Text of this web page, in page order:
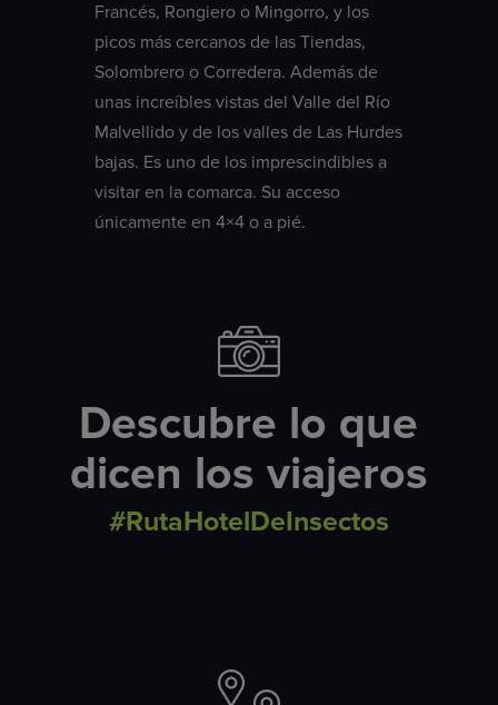
Francés, Rongiero o Mingorro, y los
picos más cercanos de las Tiendas,
Solombrero o Corredera. Además de
unas increíbles vistas del Valle del Río
Malvellido y de los valles de Las Hurdes
bajas. Es uno de los imprescindibles a
visitar en la comarca. Su acceso
únicamente en 4×4 o a pié.
Descubre lo que
dicen los viajeros
#RutaHotelDeInsectos